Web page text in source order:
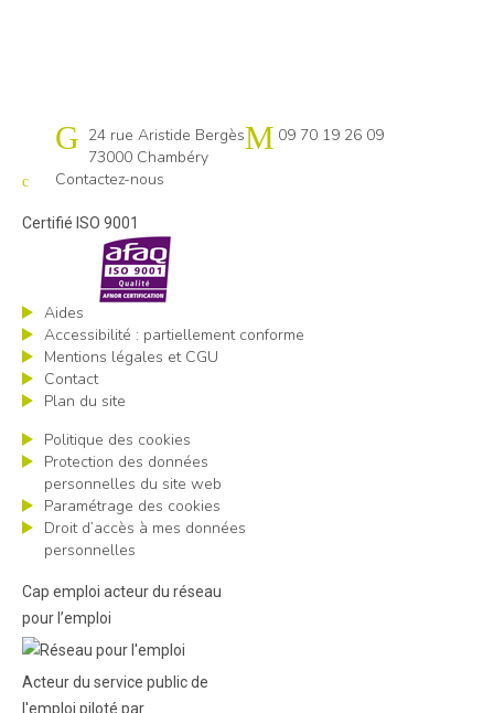
Cap emploi 73-74
24 rue Aristide Bergès
73000 Chambéry
09 70 19 26 09
Contactez-nous
Certifié ISO 9001
Aides
Accessibilité : partiellement conforme
Mentions légales et CGU
Contact
Plan du site
Politique des cookies
Protection des données
personnelles du site web
Paramétrage des cookies
Droit d’accès à mes données
personnelles
Cap emploi acteur du réseau
pour l’emploi
Acteur du service public de
l'emploi piloté par